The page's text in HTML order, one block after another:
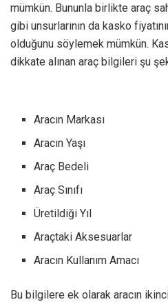
mümkün. Bununla birlikte araç
gibi unsurlarının da kasko
olduğunu söylemek mümkün.
dikkate alınan araç bilgileri şu
Aracın Markası
Aracın Yaşı
Araç Bedeli
Araç Sınıfı
Üretildiği Yıl
Araçtaki Aksesuarlar
Aracın Kullanım Amacı
Bu bilgilere ek olarak aracın